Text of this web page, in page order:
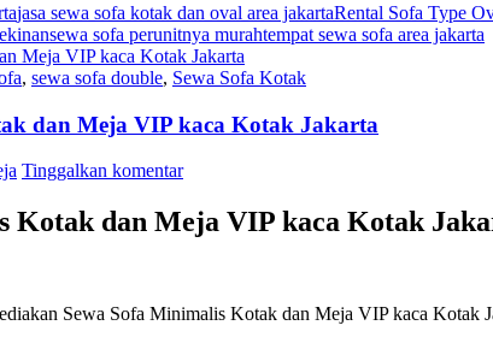
jasa sewa sofa kotak dan oval area jakartaRental Sofa Type
sewa sofa perunitnya murahtempat sewa sofa area jakarta
, sewa sofa double, Sewa Sofa Kotak
dan Meja VIP kaca Kotak Jakarta
Tinggalkan komentar
Kotak dan Meja VIP kaca Kotak
Sewa Sofa Minimalis Kotak dan Meja VIP kaca